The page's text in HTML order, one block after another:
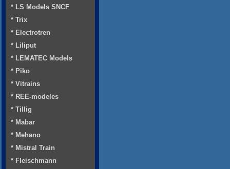
* LS Models SNCF
* Trix
* Electrotren
* Liliput
* LEMATEC Models
* Piko
* Vitrains
* REE-modeles
* Tillig
* Mabar
* Mehano
* Mistral Train
* Fleischmann